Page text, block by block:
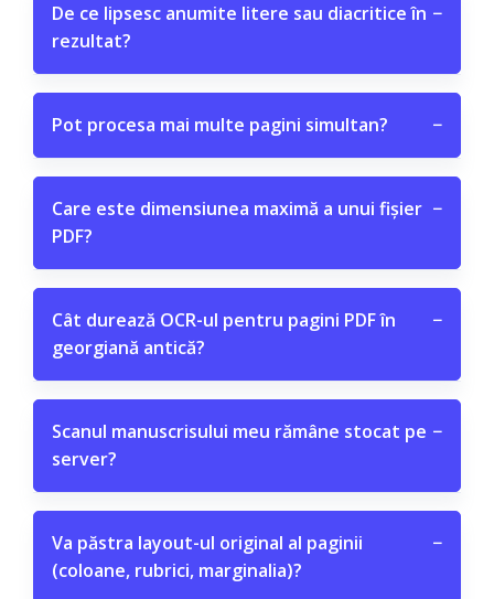
De ce lipsesc anumite litere sau diacritice în
rezultat?
−
Pot procesa mai multe pagini simultan? −
Care este dimensiunea maximă a unui fișier
PDF?
−
Cât durează OCR-ul pentru pagini PDF în
georgiană antică?
−
Scanul manuscrisului meu rămâne stocat pe
server?
−
Va păstra layout-ul original al paginii
(coloane, rubrici, marginalia)?
−